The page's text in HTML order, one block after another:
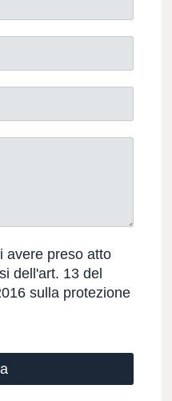
avere preso atto
dell'art. 13 del
sulla protezione